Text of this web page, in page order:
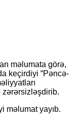
məlumata görə,
keçirdiyi “Pəncə-
zərərsizləşdirib.
məlumat yayıb.